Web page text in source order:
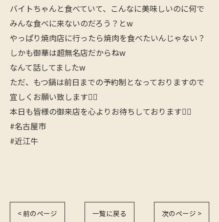
バイトちゃんと食べていて、こんなに美味しいのに何で
みんな食べに来ないのだろう？とw
やっぱり焼肉店に行ったら焼肉を食べたいんじゃない？
しかも御華は超無名店だからねw
なんて話してましたw
ただ、もつ鍋は前日までの予約制となっておりますので
宜しくお願い致します🙇‍♂️
本日も皆様の御来店を心よりお待ちしております🙋‍♂️
#名古屋市
#近江牛
< 前のページ 一覧に戻る 次のページ >